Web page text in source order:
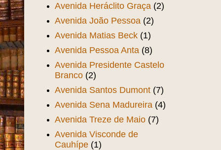
Avenida Heráclito Graça (2)
Avenida João Pessoa (2)
Avenida Matias Beck (1)
Avenida Pessoa Anta (8)
Avenida Presidente Castelo
Branco (2)
Avenida Santos Dumont (7)
Avenida Sena Madureira (4)
Avenida Treze de Maio (7)
Avenida Visconde de
Cauhípe (1)